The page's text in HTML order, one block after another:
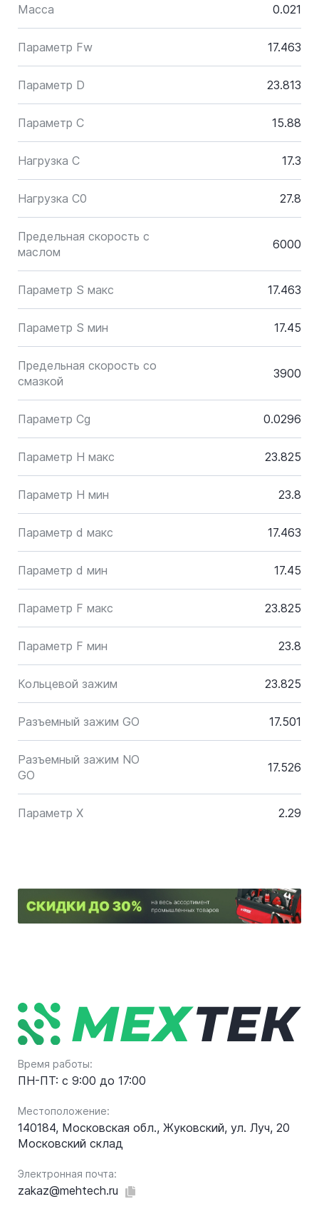
Масса 0.021
Параметр Fw 17.463
Параметр D 23.813
Параметр C 15.88
Нагрузка C 17.3
Нагрузка C0 27.8
Предельная скорость с
маслом
6000
Параметр S макс 17.463
Параметр S мин 17.45
Предельная скорость со
смазкой
3900
Параметр Cg 0.0296
Параметр H макс 23.825
Параметр H мин 23.8
Параметр d макс 17.463
Параметр d мин 17.45
Параметр F макс 23.825
Параметр F мин 23.8
Кольцевой зажим 23.825
Разъемный зажим GO 17.501
Разъемный зажим NO
GO
17.526
Параметр X 2.29
Время работы:
ПН-ПТ: с 9:00 до 17:00
Местоположение:
140184, Московская обл., Жуковский, ул. Луч, 20
Московский склад
Электронная почта:
zakaz@mehtech.ru